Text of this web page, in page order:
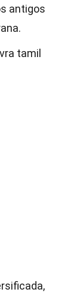
antigos
tamil